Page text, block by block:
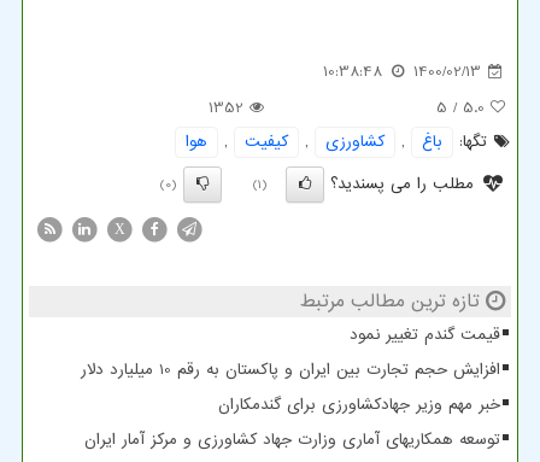
1400/02/13
10:38:48
5.0
/ 5
1352
تگها:
باغ , كشاورزی , كیفیت ,
هوا
مطلب را می پسندید؟
(1)
(0)
X
تازه ترین مطالب مرتبط
قیمت گندم تغییر نمود
افزایش حجم تجارت بین ایران و پاکستان به رقم 10 میلیارد دلار
خبر مهم وزیر جهادکشاورزی برای گندمکاران
توسعه همکاریهای آماری وزارت جهاد کشاورزی و مرکز آمار ایران